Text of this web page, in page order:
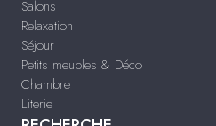
Salons
Relaxation
Séjour
Petits meubles & Déco
Chambre
Literie